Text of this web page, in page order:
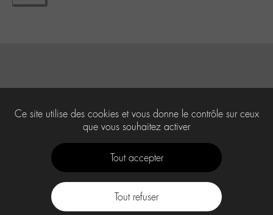
Ce site utilise des cookies et vous donne le contrôle sur ceux
que vous souhaitez activer
Tout accepter
Tout refuser